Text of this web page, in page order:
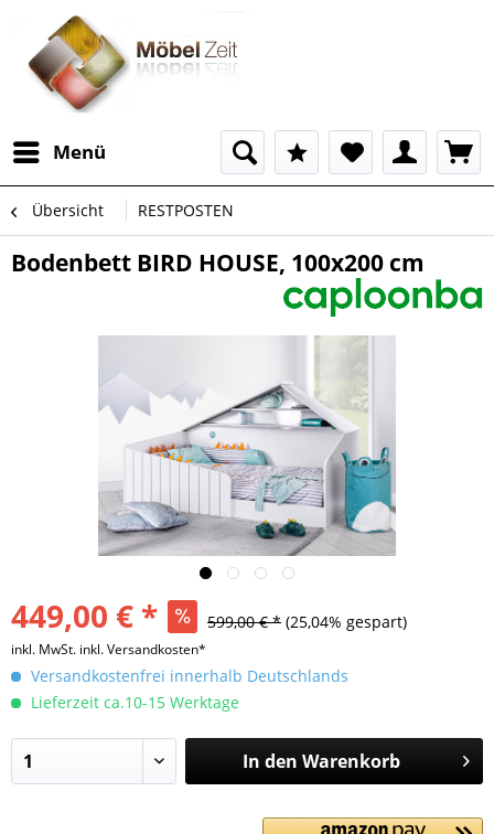
Menü
Übersicht RESTPOSTEN
Bodenbett BIRD HOUSE, 100x200 cm
449,00 € * 599,00 € * (25,04% gespart)
inkl. MwSt. inkl. Versandkosten*
Versandkostenfrei innerhalb Deutschlands
Lieferzeit ca.10-15 Werktage
In den Warenkorb